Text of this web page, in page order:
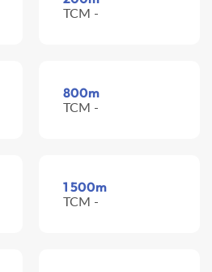
TCM -
800m
TCM -
1 500m
TCM -